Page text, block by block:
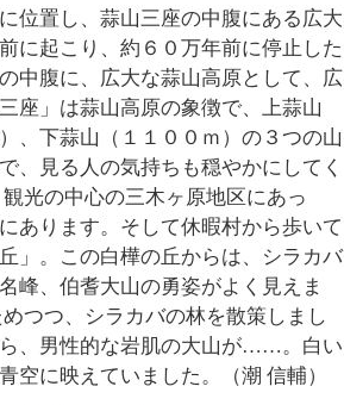
位置し、蒜山三座の中腹にある広大
に起こり、約６０万年前に停止した
中腹に、広大な蒜山高原として、広
座」は蒜山高原の象徴で、上蒜山
、下蒜山（１１００ｍ）の３つの山
、見る人の気持ちも穏やかにしてく
の中心の三木ヶ原地区にあっ
あります。そして休暇村から歩いて
」。この白樺の丘からは、シラカバ
峰、伯耆大山の勇姿がよく見えま
つ、シラカバの林を散策しまし
、男性的な岩肌の大山が……。白い
空に映えていました。（潮 信輔）